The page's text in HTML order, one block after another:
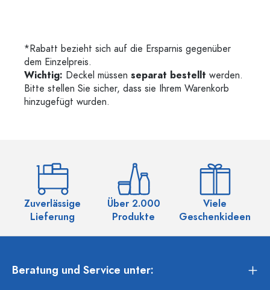
*Rabatt bezieht sich auf die Ersparnis gegenüber
dem Einzelpreis.
Wichtig: Deckel müssen separat bestellt werden.
Bitte stellen Sie sicher, dass sie Ihrem Warenkorb
hinzugefügt wurden.
Zuverlässige
Lieferung
Über 2.000
Produkte
Viele
Geschenkideen
Beratung und Service unter: